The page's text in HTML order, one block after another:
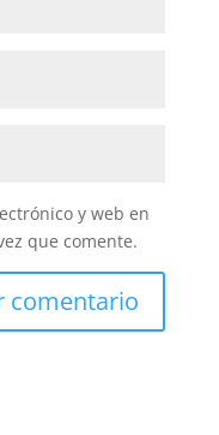
y web en
que comente.